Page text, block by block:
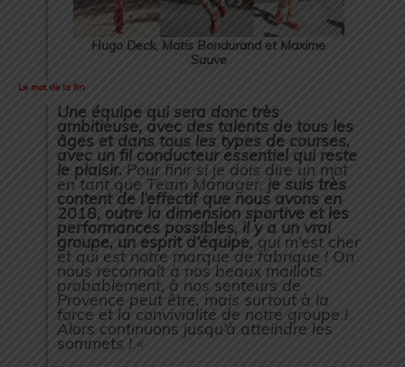
Hugo Deck, Matis Bondurand et Maxime
Sauve
Le mot de la fin
Une équipe qui sera donc très
ambitieuse, avec des talents de tous les
âges et dans tous les types de courses,
avec un fil conducteur essentiel qui reste
le plaisir. Pour finir si je dois dire un mot
en tant que Team Manager, je suis très
content de l’effectif que nous avons en
2018, outre la dimension sportive et les
performances possibles, il y a un vrai
groupe, un esprit d’équipe, qui m’est cher
et qui est notre marque de fabrique ! On
nous reconnaît à nos beaux maillots
probablement, à nos senteurs de
Provence peut être, mais surtout à la
force et la convivialité de notre groupe !
Alors continuons jusqu’à atteindre les
sommets ! «